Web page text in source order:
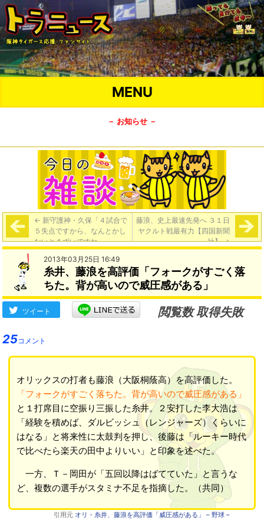
MENU
－ お知らせ －
← 新守護神・久保「４試合で
５失点ですから、なんとかし
ないとまずいですね」
藤浪、史上最速先発へ ３１日
ヤクルト戦最有力【四国新聞
社】→
2013年03月25日 16:49
糸井、藤浪を高評価「フォークがすごく落
ちた。背が高いので威圧感がある」
ツイート
閲覧数 取得失敗
25コメント
オリックスの打者も藤浪（大阪桐蔭高）を高評価した。
「フォークがすごく落ちた。背が高いので威圧感がある」
と１打席目に空振り三振した糸井。２安打した李大浩は
「経験を積めば、ダルビッシュ（レンジャーズ）くらいに
はなる」と将来性に太鼓判を押し、後藤は「ルーキー時代
で比べたら楽天の田中よりいい」と印象を述べた。
一方、Ｔ－岡田が「五回以降はばてていた」と言うな
ど、複数の選手がスタミナ不足を指摘した。（共同）
引用元 オリ・糸井、藤浪を高評価「威圧感がある」 – 野球 –